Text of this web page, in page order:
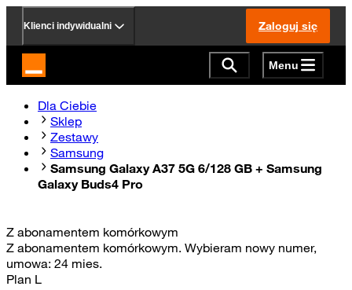
Klienci indywidualni Zaloguj się
Strona główna Orange.pl Menu
Dla Ciebie
Sklep
Zestawy
Samsung
Samsung Galaxy A37 5G 6/128 GB + Samsung
Galaxy Buds4 Pro
Z abonamentem komórkowym
Z abonamentem komórkowym. Wybieram nowy numer,
umowa: 24 mies.
Plan L